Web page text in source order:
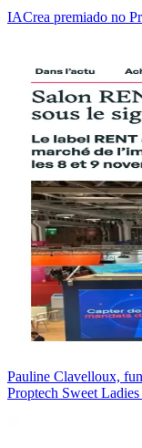
IACrea premiado no
Pauline Clavelloux,
Proptech Sweet